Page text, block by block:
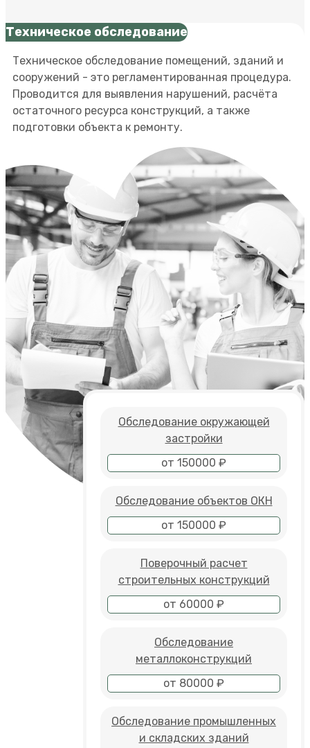
Техническое обследование
Техническое обследование помещений, зданий и
сооружений - это регламентированная процедура.
Проводится для выявления нарушений, расчёта
остаточного ресурса конструкций, а также
подготовки объекта к ремонту.
Обследование окружающей
застройки
от 150000 ₽
Обследование объектов ОКН
от 150000 ₽
Поверочный расчет
строительных конструкций
от 60000 ₽
Обследование
металлоконструкций
от 80000 ₽
Обследование промышленных
и складских зданий